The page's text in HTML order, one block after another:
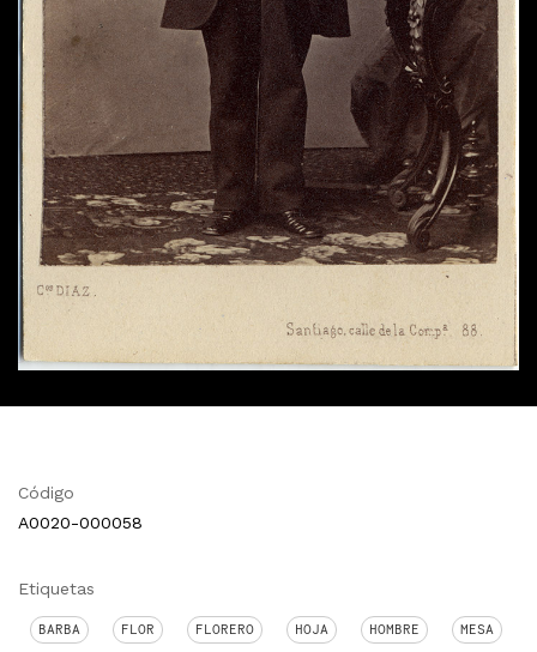
Código
A0020-000058
Etiquetas
BARBA FLOR FLORERO HOJA HOMBRE MESA